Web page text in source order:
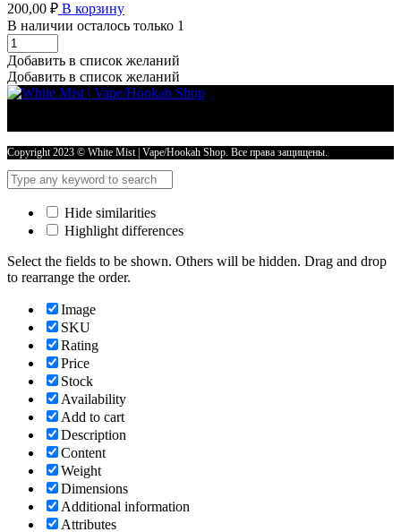
200,00 ₽ В корзину
В наличии осталось только 1
Бестабачная
смесь
Brusko
Medium
ШТРУДЕЛЬ
количество
Добавить в список желаний
Добавить в список желаний
Copyright 2023 © White Mist | Vape/Hookah Shop. Все права защищены.
Hide similarities
Highlight differences
Select the fields to be shown. Others will be hidden. Drag and drop
to rearrange the order.
Image
SKU
Rating
Price
Stock
Availability
Add to cart
Description
Content
Weight
Dimensions
Additional information
Attributes